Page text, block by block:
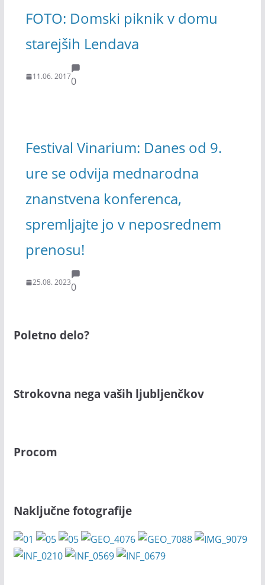
FOTO: Domski piknik v domu
starejših Lendava
11.06. 20170
Festival Vinarium: Danes od 9.
ure se odvija mednarodna
znanstvena konferenca,
spremljajte jo v neposrednem
prenosu!
25.08. 20230
Poletno delo?
Strokovna nega vaših ljubljenčkov
Procom
Naključne fotografije